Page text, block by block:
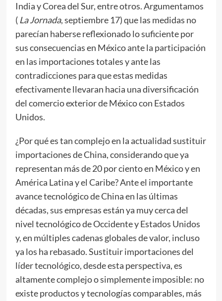
India y Corea del Sur, entre otros. Argumentamos
( La Jornada, septiembre 17) que las medidas no
parecían haberse reflexionado lo suficiente por
sus consecuencias en México ante la participación
en las importaciones totales y ante las
contradicciones para que estas medidas
efectivamente llevaran hacia una diversificación
del comercio exterior de México con Estados
Unidos.
¿Por qué es tan complejo en la actualidad sustituir
importaciones de China, considerando que ya
representan más de 20 por ciento en México y en
América Latina y el Caribe? Ante el importante
avance tecnológico de China en las últimas
décadas, sus empresas están ya muy cerca del
nivel tecnológico de Occidente y Estados Unidos
y, en múltiples cadenas globales de valor, incluso
ya los ha rebasado. Sustituir importaciones del
líder tecnológico, desde esta perspectiva, es
altamente complejo o simplemente imposible: no
existe productos y tecnologías comparables, más